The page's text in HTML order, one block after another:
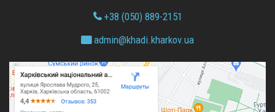
+38 (050) 889-2151
admin@khadi.kharkov.ua